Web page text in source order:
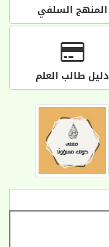
المنهج السلفي
دليل طالب العلم